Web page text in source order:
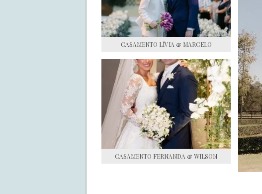
CASAMENTO LÍVIA & MARCELO
CASAMENTO FERNANDA & WILSON